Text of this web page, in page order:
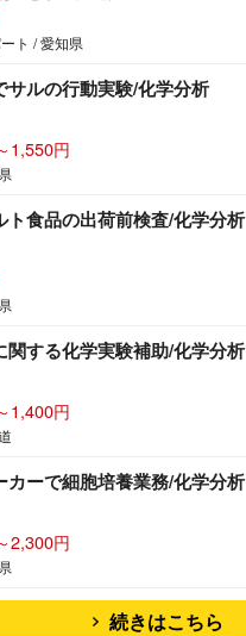
ト / 愛知県
サルの行動実験/化学分析
1,550円
ト食品の出荷前検査/化学分析
関する化学実験補助/化学分析
1,400円
カーで細胞培養業務/化学分析
2,300円
続きはこちら